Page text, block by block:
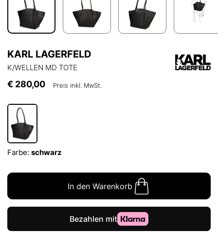
KARL LAGERFELD
K/WELLEN MD TOTE
€ 280,00 Preis inkl. MwSt.
Farbe: schwarz
In den Warenkorb